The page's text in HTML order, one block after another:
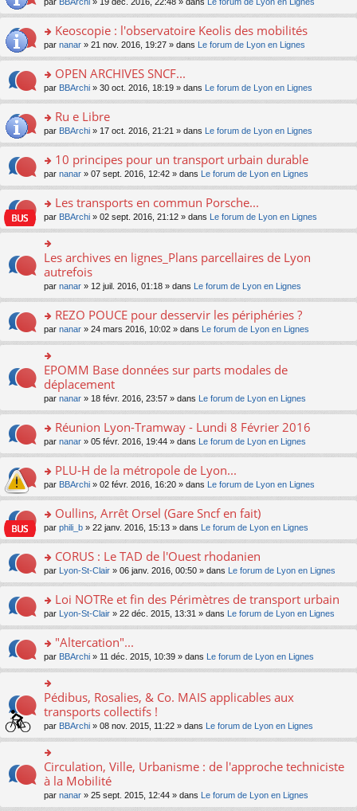
c
e
nt
u
ré
c
e
nt
n
le
pl
u
ré
c
e
nt
g
e
n
n
le
pl
u
ré
c
e
nt
a
g
e
n
n
le
pl
u
ré
c
e
nt
er
le
m
e
a
g
e
n
n
le
pl
u
ré
c
e
nt
n
ult
er
le
m
e
a
g
e
n
n
le
pl
u
s
ré
c
e
nt
o
n
ult
er
le
m
e
a
g
e
n
n
le
pl
u
s
e
nt
Keoscopie : l'observatoire Keolis des mobilités
par nanar » 21 nov. 2016, 19:27 » dans Le forum de Lyon en Lignes
o
n
ult
er
le
m
e
a
g
e
n
o
lu
le
pl
u
s
c
nt
OPEN ARCHIVES SNCF...
par BBArchi » 30 oct. 2016, 18:19 » dans Le forum de Lyon en Lignes
o
n
ult
er
le
m
e
s
g
e
n
o
lu
le
pl
u
s
ré
e
Ru e Libre
par BBArchi » 17 oct. 2016, 21:21 » dans Le forum de Lyon en Lignes
o
n
ult
er
le
m
s
a
e
n
o
n
lu
le
pl
u
s
ré
e
10 principes pour un transport urbain durable
par nanar » 07 sept. 2016, 12:42 » dans Le forum de Lyon en Lignes
o
n
s
ult
er
le
m
e
s
a
e
n
o
n
pl
u
s
ré
e
Les transports en commun Porsche...
par BBArchi » 02 sept. 2016, 21:12 » dans Le forum de Lyon en Lignes
n
ult
er
le
m
e
s
s
a
g
e
n
o
lu
le
pl
u
s
c
e
nt
Les archives en lignes_Plans parcellaires de Lyon
autrefois
par nanar » 12 juil. 2016, 01:18 » dans Le forum de Lyon en Lignes
o
n
s
ult
er
le
m
e
s
a
e
n
o
lu
le
pl
u
s
e
nt
REZO POUCE pour desservir les périphéries ?
par nanar » 24 mars 2016, 10:02 » dans Le forum de Lyon en Lignes
o
n
ult
er
le
m
e
s
a
g
e
n
lu
le
pl
u
ré
c
e
nt
EPOMM Base données sur parts modales de
déplacement
par nanar » 18 févr. 2016, 23:57 » dans Le forum de Lyon en Lignes
o
n
ult
er
le
m
e
a
g
e
n
n
le
pl
u
s
ré
c
e
nt
Réunion Lyon-Tramway - Lundi 8 Février 2016
par nanar » 05 févr. 2016, 19:44 » dans Le forum de Lyon en Lignes
o
n
ult
er
le
m
e
a
g
e
n
n
le
pl
u
s
c
nt
PLU-H de la métropole de Lyon...
par BBArchi » 02 févr. 2016, 16:20 » dans Le forum de Lyon en Lignes
o
n
ult
er
le
m
e
a
g
e
n
o
n
lu
le
pl
u
s
ré
e
Oullins, Arrêt Orsel (Gare Sncf en fait)
par phili_b » 22 janv. 2016, 15:13 » dans Le forum de Lyon en Lignes
o
n
ult
er
le
m
e
s
g
e
n
o
n
lu
le
pl
u
CORUS : Le TAD de l'Ouest rhodanien
par Lyon-St-Clair » 06 janv. 2016, 00:50 » dans Le forum de Lyon en Lignes
o
n
ult
er
le
m
e
s
a
e
n
o
n
Loi NOTRe et fin des Périmètres de transport urbain
par Lyon-St-Clair » 22 déc. 2015, 13:31 » dans Le forum de Lyon en Lignes
o
n
s
ult
er
le
m
e
s
s
a
g
e
"Altercation"...
par BBArchi » 11 déc. 2015, 10:39 » dans Le forum de Lyon en Lignes
o
n
ult
er
le
m
e
s
Pédibus, Rosalies, & Co. MAIS applicables aux
transports collectifs !
par BBArchi » 08 nov. 2015, 11:22 » dans Le forum de Lyon en Lignes
o
n
ult
Circulation, Ville, Urbanisme : de l'approche techniciste
à la Mobilité
par nanar » 25 sept. 2015, 12:44 » dans Le forum de Lyon en Lignes